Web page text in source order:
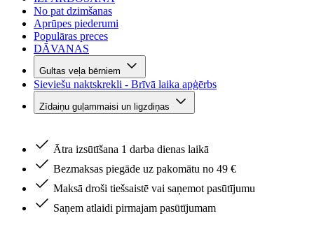
No pat dzimšanas
Aprūpes piederumi
Populāras preces
DĀVANAS
Gultas veļa bērniem
Sieviešu naktskrekli - Brīvā laika apģērbs
Zīdaiņu guļammaisi un ligzdiņas
Ātra izsūtīšana 1 darba dienas laikā
Bezmaksas piegāde uz pakomātu no 49 €
Maksā droši tiešsaistē vai saņemot pasūtījumu
Saņem atlaidi pirmajam pasūtījumam